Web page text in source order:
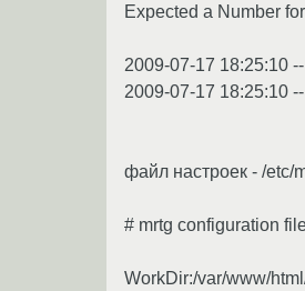
Expected a Number
2009-07-17 18:25:10
2009-07-17 18:25:10
файл настроек - /etc/
# mrtg configuration
WorkDir:/var/www/